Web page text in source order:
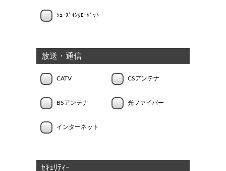
ｼｭｰｽﾞｲﾝｸﾛｰｾﾞｯﾄ
放送・通信
CATV CSアンテナ
BSアンテナ 光ファイバー
インターネット
ｾｷｭﾘﾃｨｰ